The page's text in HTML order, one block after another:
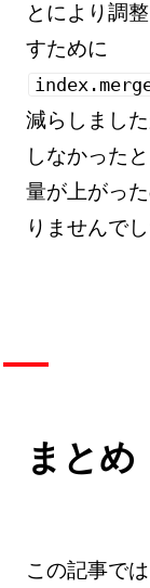
とにより調
すために
減らしまし
しなかった
量が上がっ
りませんでし
まとめ
この記事で